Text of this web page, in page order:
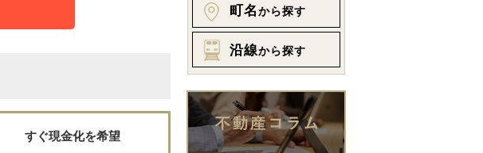
すぐ現金化を希望
町名から探す
沿線から探す